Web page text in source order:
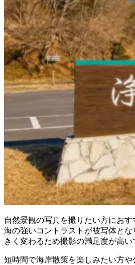
自然景観の写真を撮りたい方にお
海の強いコントラストが被写体と
きく変わるため撮影の満足度が高い
短時間で海岸散策を楽しみたい方